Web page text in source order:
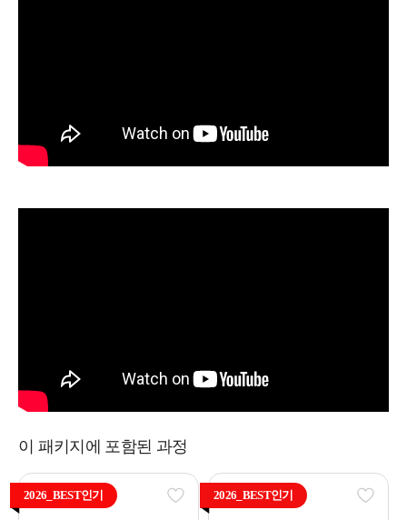
이 패키지에 포함된 과정
2026_BEST인기 2026_BEST인기